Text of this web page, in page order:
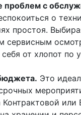
проблем с
о
простоя.
сервисным
себя от хлопот по
Это
Контрактовой